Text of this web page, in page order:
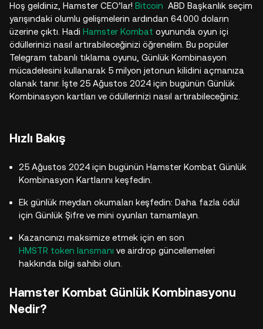
Hoş geldiniz, Hamster CEO’lar! Bitcoin ABD Başkanlık seçim
yarışındaki olumlu gelişmelerin ardından 64.000 doların
üzerine çıktı. Hadi Hamster Kombat oyununda oyun içi
ödüllerinizi nasıl artırabileceğinizi öğrenelim. Bu popüler
Telegram tabanlı tıklama oyunu, Günlük Kombinasyon
mücadelesini kullanarak 5 milyon jetonun kilidini açmanıza
olanak tanır. İşte 25 Ağustos 2024 için bugünün Günlük
Kombinasyon kartları ve ödüllerinizi nasıl artırabileceğiniz.
Hızlı Bakış
25 Ağustos 2024 için bugünün Hamster Kombat Günlük
Kombinasyon Kartlarını keşfedin.
Ek günlük meydan okumaları keşfedin: Daha fazla ödül
için Günlük Şifre ve mini oyunları tamamlayın.
Kazancınızı maksimize etmek için en son
HMSTR token lansmanı ve airdrop güncellemeleri
hakkında bilgi sahibi olun.
Hamster Kombat Günlük Kombinasyonu
Nedir?